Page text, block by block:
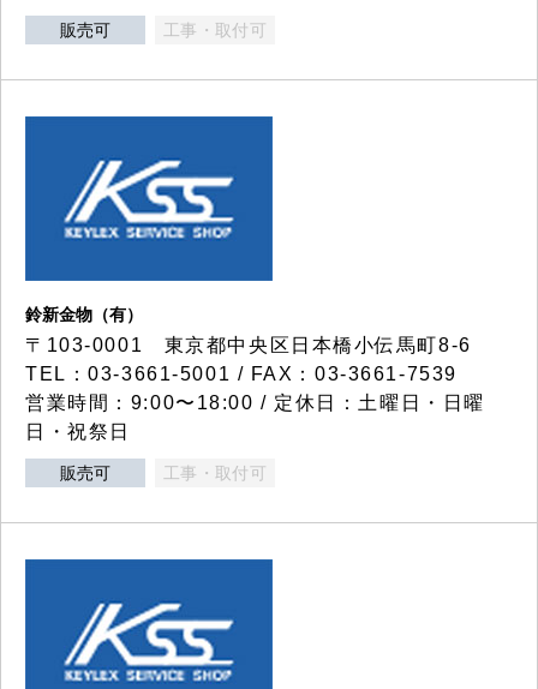
販売可 工事・取付可
鈴新金物（有）
〒103-0001 東京都中央区日本橋小伝馬町8-6
TEL：03-3661-5001 / FAX：03-3661-7539
営業時間：9:00〜18:00 / 定休日：土曜日・日曜
日・祝祭日
販売可 工事・取付可